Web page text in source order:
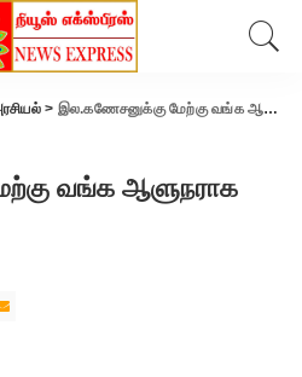
> இல.கணேசனுக்கு மேற்கு வங்க ஆளுநராக கூடுதல் பொறுப்பு..!
வங்க ஆளுநராக